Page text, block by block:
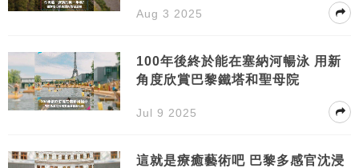
Aug 3 2025
100年後終於能在塞納河暢泳 用新
角度欣賞巴黎鐵塔和聖母院
Jul 9 2025
這就是療癒藝術吧 巴黎多感官沈浸